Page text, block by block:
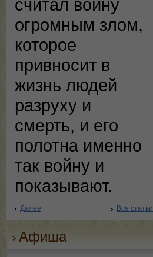
считал войну
огромным злом,
которое
привносит в
жизнь людей
разруху и
смерть, и его
полотна именно
так войну и
показывают.
Далее Все статьи
Афиша